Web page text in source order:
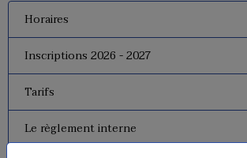
Horaires
Inscriptions 2026 - 2027
Tarifs
Le règlement interne